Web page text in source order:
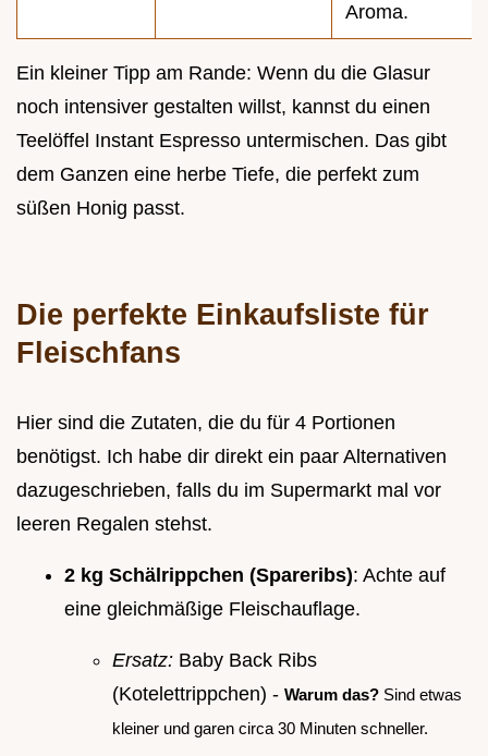
Aroma.
Ein kleiner Tipp am Rande: Wenn du die Glasur
noch intensiver gestalten willst, kannst du einen
Teelöffel Instant Espresso untermischen. Das gibt
dem Ganzen eine herbe Tiefe, die perfekt zum
süßen Honig passt.
Die perfekte Einkaufsliste für
Fleischfans
Hier sind die Zutaten, die du für 4 Portionen
benötigst. Ich habe dir direkt ein paar Alternativen
dazugeschrieben, falls du im Supermarkt mal vor
leeren Regalen stehst.
2 kg Schälrippchen (Spareribs): Achte auf
eine gleichmäßige Fleischauflage.
Ersatz: Baby Back Ribs
(Kotelettrippchen) - Warum das? Sind etwas
kleiner und garen circa 30 Minuten schneller.